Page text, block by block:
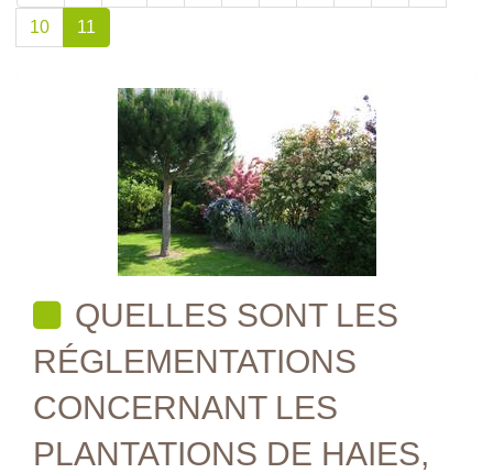
10 11
QUELLES SONT LES
RÉGLEMENTATIONS
CONCERNANT LES
PLANTATIONS DE HAIES,